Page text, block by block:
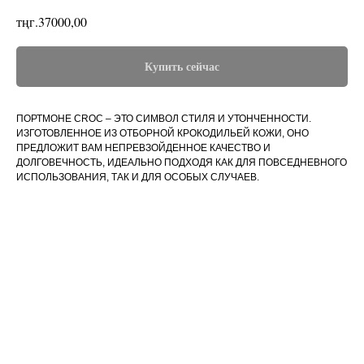
тңг.37000,00
Купить сейчас
ПОРТМОНЕ CROC – ЭТО СИМВОЛ СТИЛЯ И УТОНЧЕННОСТИ.
ИЗГОТОВЛЕННОЕ ИЗ ОТБОРНОЙ КРОКОДИЛЬЕЙ КОЖИ, ОНО
ПРЕДЛОЖИТ ВАМ НЕПРЕВЗОЙДЕННОЕ КАЧЕСТВО И
ДОЛГОВЕЧНОСТЬ, ИДЕАЛЬНО ПОДХОДЯ КАК ДЛЯ ПОВСЕДНЕВНОГО
ИСПОЛЬЗОВАНИЯ, ТАК И ДЛЯ ОСОБЫХ СЛУЧАЕВ.